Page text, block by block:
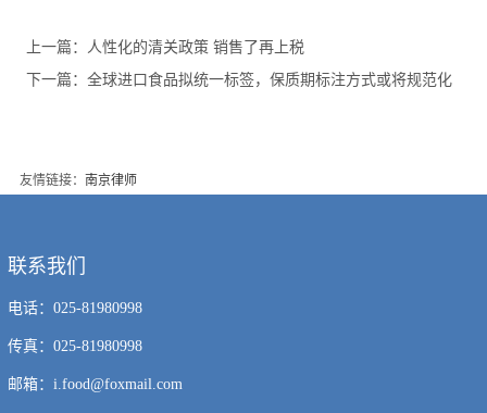
上一篇： 人性化的清关政策 销售了再上税
下一篇： 全球进口食品拟统一标签，保质期标注方式或将规范化
友情链接： 南京律师
联系我们
电话：025-81980998
传真：025-81980998
邮箱：i.food@foxmail.com